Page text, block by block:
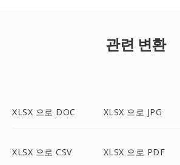
관련 변환
XLSX 으로 DOC XLSX 으로 JPG
XLSX 으로 CSV XLSX 으로 PDF